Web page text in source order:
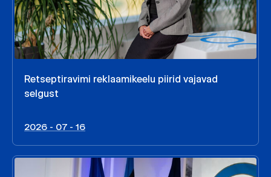
Retseptiravimi reklaamikeelu piirid vajavad
selgust
2026 - 07 - 16